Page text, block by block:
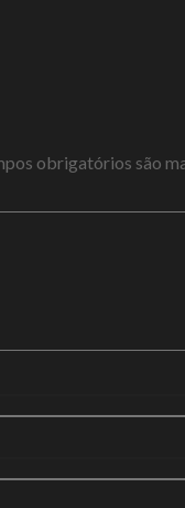
obrigatórios são